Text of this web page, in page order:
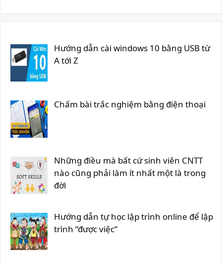
Hướng dẫn cài windows 10 bằng USB từ
A tới Z
Chấm bài trắc nghiệm bằng điện thoại
Những điều mà bất cứ sinh viên CNTT
nào cũng phải làm ít nhất một là trong
đời
Hướng dẫn tự học lập trình online để lập
trình “được việc”